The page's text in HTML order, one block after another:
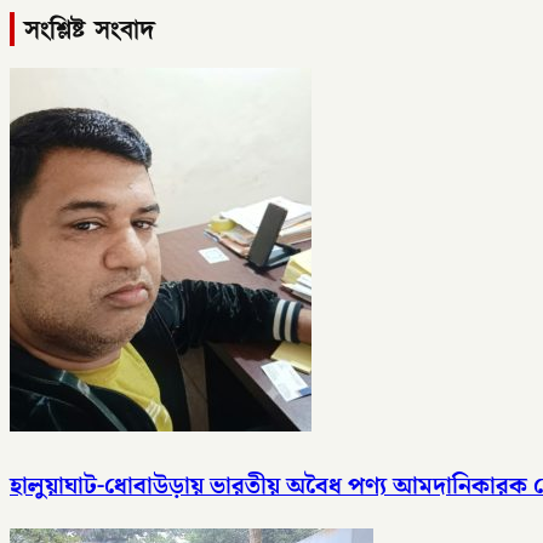
সংশ্লিষ্ট সংবাদ
হালুয়াঘাট-ধোবাউড়ায় ভারতীয় অবৈধ পণ্য